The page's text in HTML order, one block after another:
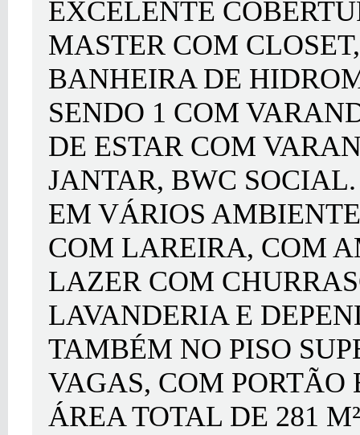
EXCELENTE
MASTER COM
BANHEIRA DE
SENDO 1 COM
DE ESTAR COM
JANTAR, BWC
EM VÁRIOS
COM LAREIRA, COM
LAZER COM
LAVANDERIA E
TAMBÉM NO PISO
VAGAS, COM PORTÃO
ÁREA TOTAL DE 281